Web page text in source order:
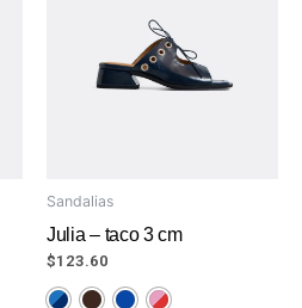
Sandalias
Julia – taco 3 cm
$123.60